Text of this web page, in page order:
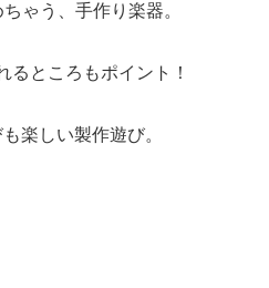
ゃう、手作り楽器。
るところもポイント！
楽しい製作遊び。